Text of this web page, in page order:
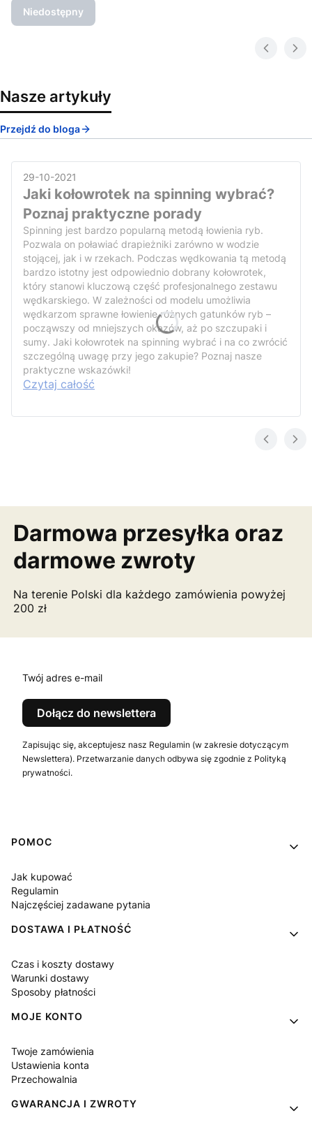
Niedostępny
Nasze artykuły
Przejdź do bloga
29-10-2021
Jaki kołowrotek na spinning wybrać?
Poznaj praktyczne porady
Spinning jest bardzo popularną metodą łowienia ryb.
Pozwala on poławiać drapieżniki zarówno w wodzie
stojącej, jak i w rzekach. Podczas wędkowania tą metodą
bardzo istotny jest odpowiednio dobrany kołowrotek,
który stanowi kluczową część profesjonalnego zestawu
wędkarskiego. W zależności od modelu umożliwia
wędkarzom sprawne łowienie różnych gatunków ryb –
począwszy od mniejszych okazów, aż po szczupaki i
sumy. Jaki kołowrotek na spinning wybrać i na co zwrócić
szczególną uwagę przy jego zakupie? Poznaj nasze
praktyczne wskazówki!
Czytaj całość
Darmowa przesyłka oraz
darmowe zwroty
Na terenie Polski dla każdego zamówienia powyżej
200 zł
Twój adres e-mail
Dołącz do newslettera
Zapisując się, akceptujesz nasz Regulamin (w zakresie dotyczącym
Newslettera). Przetwarzanie danych odbywa się zgodnie z Polityką
prywatności.
Linki w stopce
POMOC
Jak kupować
Regulamin
Najczęściej zadawane pytania
DOSTAWA I PŁATNOŚĆ
Czas i koszty dostawy
Warunki dostawy
Sposoby płatności
MOJE KONTO
Twoje zamówienia
Ustawienia konta
Przechowalnia
GWARANCJA I ZWROTY